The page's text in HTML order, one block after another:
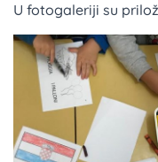
U fotogaleriji su